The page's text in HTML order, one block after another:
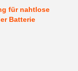
für nahtlose
Batterie